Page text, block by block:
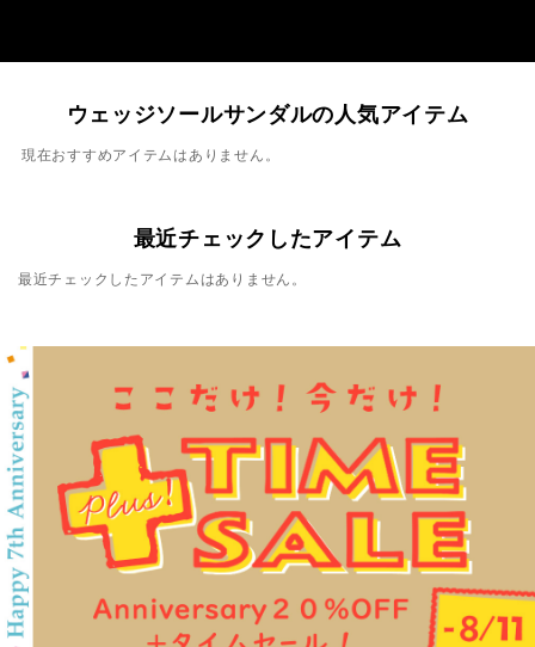
ウェッジソールサンダルの人気アイテム
現在おすすめアイテムはありません。
最近チェックしたアイテム
最近チェックしたアイテムはありません。